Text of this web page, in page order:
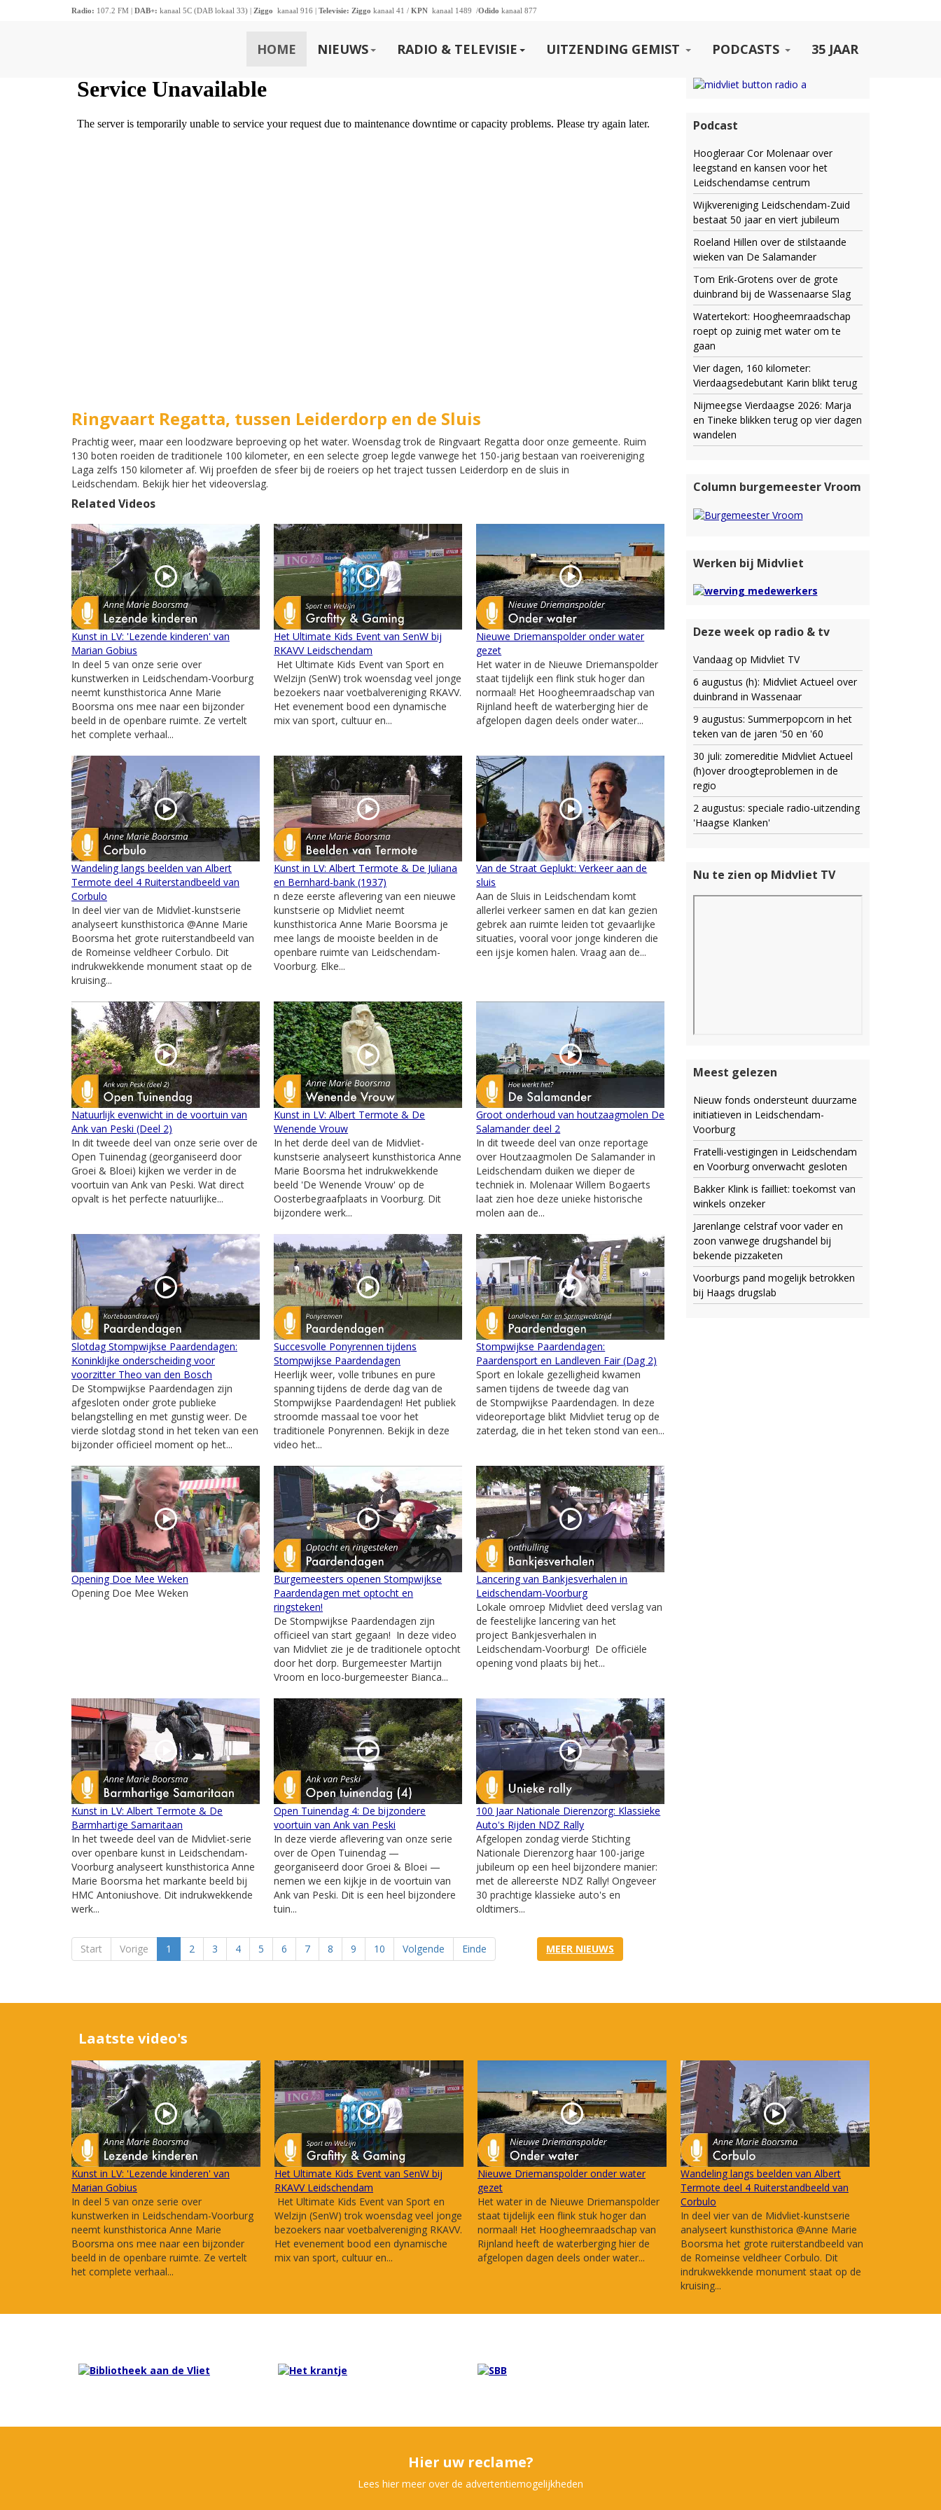
Radio: 107.2 FM | DAB+: kanaal 5C (DAB lokaal 33) | Ziggo kanaal 916 | Televisie: Ziggo kanaal 41 / KPN kanaal 1489 /Odido kanaal 877
HOME NIEUWS RADIO & TELEVISIE UITZENDING GEMIST PODCASTS 35 JAAR
Ringvaart Regatta, tussen Leiderdorp en de Sluis
Prachtig weer, maar een loodzware beproeving op het water. Woensdag trok de Ringvaart Regatta door onze gemeente. Ruim
130 boten roeiden de traditionele 100 kilometer, en een selecte groep legde vanwege het 150-jarig bestaan van roeivereniging
Laga zelfs 150 kilometer af. Wij proefden de sfeer bij de roeiers op het traject tussen Leiderdorp en de sluis in
Leidschendam. Bekijk hier het videoverslag.
Related Videos
Kunst in LV: 'Lezende kinderen' van
Marian Gobius
In deel 5 van onze serie over
kunstwerken in Leidschendam-Voorburg
neemt kunsthistorica Anne Marie
Boorsma ons mee naar een bijzonder
beeld in de openbare ruimte. Ze vertelt
het complete verhaal...
Het Ultimate Kids Event van SenW bij
RKAVV Leidschendam
Het Ultimate Kids Event van Sport en
Welzijn (SenW) trok woensdag veel jonge
bezoekers naar voetbalvereniging RKAVV.
Het evenement bood een dynamische
mix van sport, cultuur en...
Nieuwe Driemanspolder onder water
gezet
Het water in de Nieuwe Driemanspolder
staat tijdelijk een flink stuk hoger dan
normaal! Het Hoogheemraadschap van
Rijnland heeft de waterberging hier de
afgelopen dagen deels onder water...
Wandeling langs beelden van Albert
Termote deel 4 Ruiterstandbeeld van
Corbulo
In deel vier van de Midvliet-kunstserie
analyseert kunsthistorica @Anne Marie
Boorsma het grote ruiterstandbeeld van
de Romeinse veldheer Corbulo. Dit
indrukwekkende monument staat op de
kruising...
Kunst in LV: Albert Termote & De Juliana
en Bernhard-bank (1937)
n deze eerste aflevering van een nieuwe
kunstserie op Midvliet neemt
kunsthistorica Anne Marie Boorsma je
mee langs de mooiste beelden in de
openbare ruimte van Leidschendam-
Voorburg. Elke...
Van de Straat Geplukt: Verkeer aan de
sluis
Aan de Sluis in Leidschendam komt
allerlei verkeer samen en dat kan gezien
gebrek aan ruimte leiden tot gevaarlijke
situaties, vooral voor jonge kinderen die
een ijsje komen halen. Vraag aan de...
Natuurlijk evenwicht in de voortuin van
Ank van Peski (Deel 2)
In dit tweede deel van onze serie over de
Open Tuinendag (georganiseerd door
Groei & Bloei) kijken we verder in de
voortuin van Ank van Peski. Wat direct
opvalt is het perfecte natuurlijke...
Kunst in LV: Albert Termote & De
Wenende Vrouw
In het derde deel van de Midvliet-
kunstserie analyseert kunsthistorica Anne
Marie Boorsma het indrukwekkende
beeld 'De Wenende Vrouw' op de
Oosterbegraafplaats in Voorburg. Dit
bijzondere werk...
Groot onderhoud van houtzaagmolen De
Salamander deel 2
In dit tweede deel van onze reportage
over Houtzaagmolen De Salamander in
Leidschendam duiken we dieper de
techniek in. Molenaar Willem Bogaerts
laat zien hoe deze unieke historische
molen aan de...
Slotdag Stompwijkse Paardendagen:
Koninklijke onderscheiding voor
voorzitter Theo van den Bosch
De Stompwijkse Paardendagen zijn
afgesloten onder grote publieke
belangstelling en met gunstig weer. De
vierde slotdag stond in het teken van een
bijzonder officieel moment op het...
Succesvolle Ponyrennen tijdens
Stompwijkse Paardendagen
Heerlijk weer, volle tribunes en pure
spanning tijdens de derde dag van de
Stompwijkse Paardendagen! Het publiek
stroomde massaal toe voor het
traditionele Ponyrennen. Bekijk in deze
video het...
Stompwijkse Paardendagen:
Paardensport en Landleven Fair (Dag 2)
Sport en lokale gezelligheid kwamen
samen tijdens de tweede dag van
de Stompwijkse Paardendagen. In deze
videoreportage blikt Midvliet terug op de
zaterdag, die in het teken stond van een...
Opening Doe Mee Weken
Opening Doe Mee Weken
Burgemeesters openen Stompwijkse
Paardendagen met optocht en
ringsteken!
De Stompwijkse Paardendagen zijn
officieel van start gegaan! In deze video
van Midvliet zie je de traditionele optocht
door het dorp. Burgemeester Martijn
Vroom en loco-burgemeester Bianca...
Lancering van Bankjesverhalen in
Leidschendam-Voorburg
Lokale omroep Midvliet deed verslag van
de feestelijke lancering van het
project Bankjesverhalen in
Leidschendam-Voorburg! De officiële
opening vond plaats bij het...
Kunst in LV: Albert Termote & De
Barmhartige Samaritaan
In het tweede deel van de Midvliet-serie
over openbare kunst in Leidschendam-
Voorburg analyseert kunsthistorica Anne
Marie Boorsma het markante beeld bij
HMC Antoniushove. Dit indrukwekkende
werk...
Open Tuinendag 4: De bijzondere
voortuin van Ank van Peski
In deze vierde aflevering van onze serie
over de Open Tuinendag —
georganiseerd door Groei & Bloei —
nemen we een kijkje in de voortuin van
Ank van Peski. Dit is een heel bijzondere
tuin...
100 Jaar Nationale Dierenzorg: Klassieke
Auto's Rijden NDZ Rally
Afgelopen zondag vierde Stichting
Nationale Dierenzorg haar 100-jarige
jubileum op een heel bijzondere manier:
met de allereerste NDZ Rally! Ongeveer
30 prachtige klassieke auto's en
oldtimers...
Start Vorige 1 2 3 4 5 6 7 8 9 10 Volgende Einde MEER NIEUWS
Podcast
Hoogleraar Cor Molenaar over
leegstand en kansen voor het
Leidschendamse centrum
Wijkvereniging Leidschendam-Zuid
bestaat 50 jaar en viert jubileum
Roeland Hillen over de stilstaande
wieken van De Salamander
Tom Erik-Grotens over de grote
duinbrand bij de Wassenaarse Slag
Watertekort: Hoogheemraadschap
roept op zuinig met water om te
gaan
Vier dagen, 160 kilometer:
Vierdaagsedebutant Karin blikt terug
Nijmeegse Vierdaagse 2026: Marja
en Tineke blikken terug op vier dagen
wandelen
Column burgemeester Vroom
Werken bij Midvliet
Deze week op radio & tv
Vandaag op Midvliet TV
6 augustus (h): Midvliet Actueel over
duinbrand in Wassenaar
9 augustus: Summerpopcorn in het
teken van de jaren '50 en '60
30 juli: zomereditie Midvliet Actueel
(h)over droogteproblemen in de
regio
2 augustus: speciale radio-uitzending
'Haagse Klanken'
Nu te zien op Midvliet TV
Meest gelezen
Nieuw fonds ondersteunt duurzame
initiatieven in Leidschendam-
Voorburg
Fratelli-vestigingen in Leidschendam
en Voorburg onverwacht gesloten
Bakker Klink is failliet: toekomst van
winkels onzeker
Jarenlange celstraf voor vader en
zoon vanwege drugshandel bij
bekende pizzaketen
Voorburgs pand mogelijk betrokken
bij Haags drugslab
Laatste video's
Kunst in LV: 'Lezende kinderen' van
Marian Gobius
In deel 5 van onze serie over
kunstwerken in Leidschendam-Voorburg
neemt kunsthistorica Anne Marie
Boorsma ons mee naar een bijzonder
beeld in de openbare ruimte. Ze vertelt
het complete verhaal...
Het Ultimate Kids Event van SenW bij
RKAVV Leidschendam
Het Ultimate Kids Event van Sport en
Welzijn (SenW) trok woensdag veel jonge
bezoekers naar voetbalvereniging RKAVV.
Het evenement bood een dynamische
mix van sport, cultuur en...
Nieuwe Driemanspolder onder water
gezet
Het water in de Nieuwe Driemanspolder
staat tijdelijk een flink stuk hoger dan
normaal! Het Hoogheemraadschap van
Rijnland heeft de waterberging hier de
afgelopen dagen deels onder water...
Wandeling langs beelden van Albert
Termote deel 4 Ruiterstandbeeld van
Corbulo
In deel vier van de Midvliet-kunstserie
analyseert kunsthistorica @Anne Marie
Boorsma het grote ruiterstandbeeld van
de Romeinse veldheer Corbulo. Dit
indrukwekkende monument staat op de
kruising...
Hier uw reclame?
Lees hier meer over de advertentiemogelijkheden